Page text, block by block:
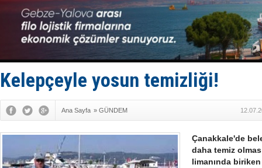
İnsansız
Yüzyıl
Anadolu
Derince,
Tüpraş,
İTU AUV,
Kelepçeyle yosun temizliği!
Ana Sayfa » GÜNDEM
Çanakkale'de
daha temiz
limanında